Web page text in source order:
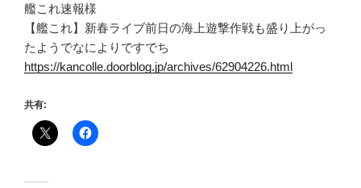
艦これ速報様
【艦これ】新春ライブ前日の海上遊撃作戦も盛り上がっ
たようでなによりですでち
https://kancolle.doorblog.jp/archives/62904226.html
共有: